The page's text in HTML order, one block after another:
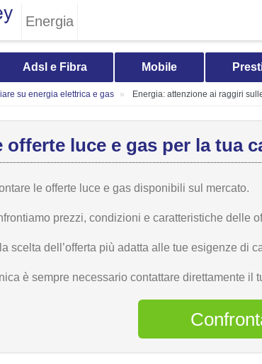
Energia
Adsl e Fibra Mobile
su energia elettrica e gas Energia: attenzione ai raggiri
luce e gas per la tua
le offerte luce e gas disponibili sul mercato.
prezzi, condizioni e caratteristiche delle
scelta dell’offerta più adatta alle tue esigenze di
è sempre necessario contattare direttamente il